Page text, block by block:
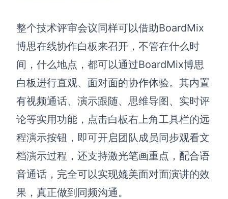
整个技术评审会议同样可以借助BoardMix
博思在线协作白板来召开，不管在什么时
间，什么地点，都可以通过BoardMix博思
白板进行直观、面对面的协作体验。其内置
有视频通话、演示跟随、思维导图、实时评
论等实用功能，点击白板右上角工具栏的远
程演示按钮，即可开启团队成员同步观看文
档演示过程，还支持激光笔画重点，配合语
音通话，完全可以实现媲美面对面演讲的效
果，真正做到同频沟通。